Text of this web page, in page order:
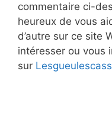
commentaire ci-
heureux de vous
d’autre sur ce site
intéresser ou vous
sur